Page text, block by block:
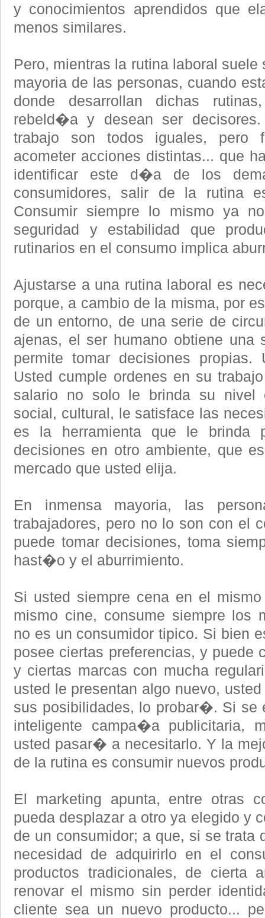
y conocimientos aprendidos que
menos similares.
Pero, mientras la rutina laboral
mayoria de las personas, cuando
donde desarrollan dichas
rebeld�a y desean ser
trabajo son todos iguales, pero
acometer acciones distintas... que
identificar este d�a de los
consumidores, salir de la rutina
Consumir siempre lo mismo ya
seguridad y estabilidad que
rutinarios en el consumo implica
Ajustarse a una rutina laboral es
porque, a cambio de la misma, por
de un entorno, de una serie de
ajenas, el ser humano obtiene una
permite tomar decisiones propias.
Usted cumple ordenes en su
salario no solo le brinda su nivel
social, cultural, le satisface las
es la herramienta que le brinda
decisiones en otro ambiente, que
mercado que usted elija.
En inmensa mayoria, las
trabajadores, pero no lo son con el
puede tomar decisiones, toma
hast�o y el aburrimiento.
Si usted siempre cena en el
mismo cine, consume siempre los
no es un consumidor tipico. Si bien
posee ciertas preferencias, y puede
y ciertas marcas con mucha
usted le presentan algo nuevo,
sus posibilidades, lo probar�. Si se
inteligente campa�a publicitaria,
usted pasar� a necesitarlo. Y la
de la rutina es consumir nuevos
El marketing apunta, entre otras
pueda desplazar a otro ya elegido y
de un consumidor; a que, si se trata
necesidad de adquirirlo en el
productos tradicionales, de cierta
renovar el mismo sin perder
cliente sea un nuevo producto...